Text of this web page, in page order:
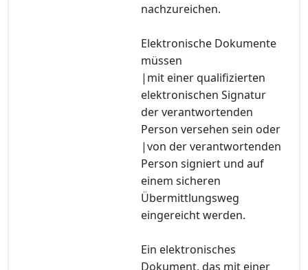
nachzureichen.
Elektronische Dokumente
müssen
|mit einer qualifizierten
elektronischen Signatur
der verantwortenden
Person versehen sein oder
|von der verantwortenden
Person signiert und auf
einem sicheren
Übermittlungsweg
eingereicht werden.
Ein elektronisches
Dokument, das mit einer